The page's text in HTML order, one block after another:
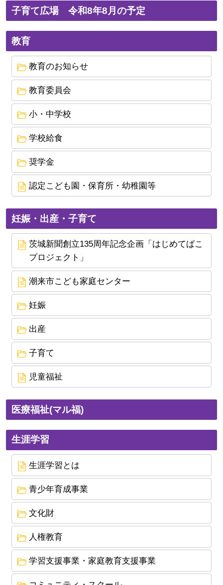
令和８年度入園一斉申込みが始まります
新入学児童記念品（ランドセル）について
2025年1月29日
【ひとり親】高等職業訓練促進給付金について
2024年10月28日
学校給食費における助成事業について
2024年8月27日
就学時健康診断のお知らせ ～令和７年度入学児
童の保護者さまへ～
2024年8月7日
生活保護世帯の中学生・高校生向け進路支援冊子
2024年7月19日
こども加算（新たな住民税非課税世帯および均等
割のみ課税世帯）についてのご案内
2024年6月4日
児童手当の再申請についてのご案内
2024年5月16日
特定子ども・子育て支援施設等の確認の公示につ
いて（令和６年５月１日現在）
2024年3月1日
【ひとり親】自立支援教育訓練給付金について
2022年4月27日
子育て応援サポート事業について
「地域の未来応援債」による大型液晶テレビの寄
贈について
2020年5月22日
新型コロナウイルス感染症に係る登園自粛要請の
解除について
2020年5月22日
潮来市の郷土資料がデジタルアーカイブでご覧い
ただけます
2019年9月17日
子育て広場 令和8年8月の予定
教育
教育のお知らせ
教育委員会
小・中学校
学校給食
奨学金
認定こども園・保育所・幼稚園等
妊娠・出産・子育て
茨城新聞創立135周年記念企画「はじめてばこ
プロジェクト」
潮来市こども家庭センター
妊娠
出産
子育て
児童福祉
医療福祉(マル福)
生涯学習
生涯学習とは
青少年育成事業
文化財
人権教育
学習支援事業・家庭教育支援事業